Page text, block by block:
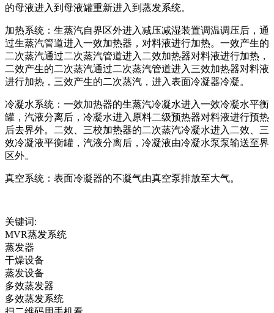
的母液进入到母液罐重新进入到蒸发系统。
加热系统：生蒸汽自界区外进入减压减湿装置调温调压后，通
过生蒸汽管道进入一效加热器，对料液进行加热。一效产生的
二次蒸汽通过二次蒸汽管道进入二效加热器对料液进行加热，
二效产生的二次蒸汽通过二次蒸汽管道进入三效加热器对料液
进行加热，三效产生的二次蒸汽，进入表面冷凝器冷凝。
冷凝水系统：一效加热器的生蒸汽冷凝水进入一效冷凝水平衡
罐，汽液分离后，冷凝水进入原料二级预热器对料液进行预热
后去界外。二效、三校加热器的二次蒸汽冷凝水进入二效、三
效冷凝液平衡罐，汽液分离后，冷凝液由冷凝水泵泵输送至界
区外。
真空系统：表面冷凝器的不凝气由真空泵排放至大气。
关键词:
MVR蒸发系统
蒸发器
干燥设备
蒸发设备
多效蒸发器
多效蒸发系统